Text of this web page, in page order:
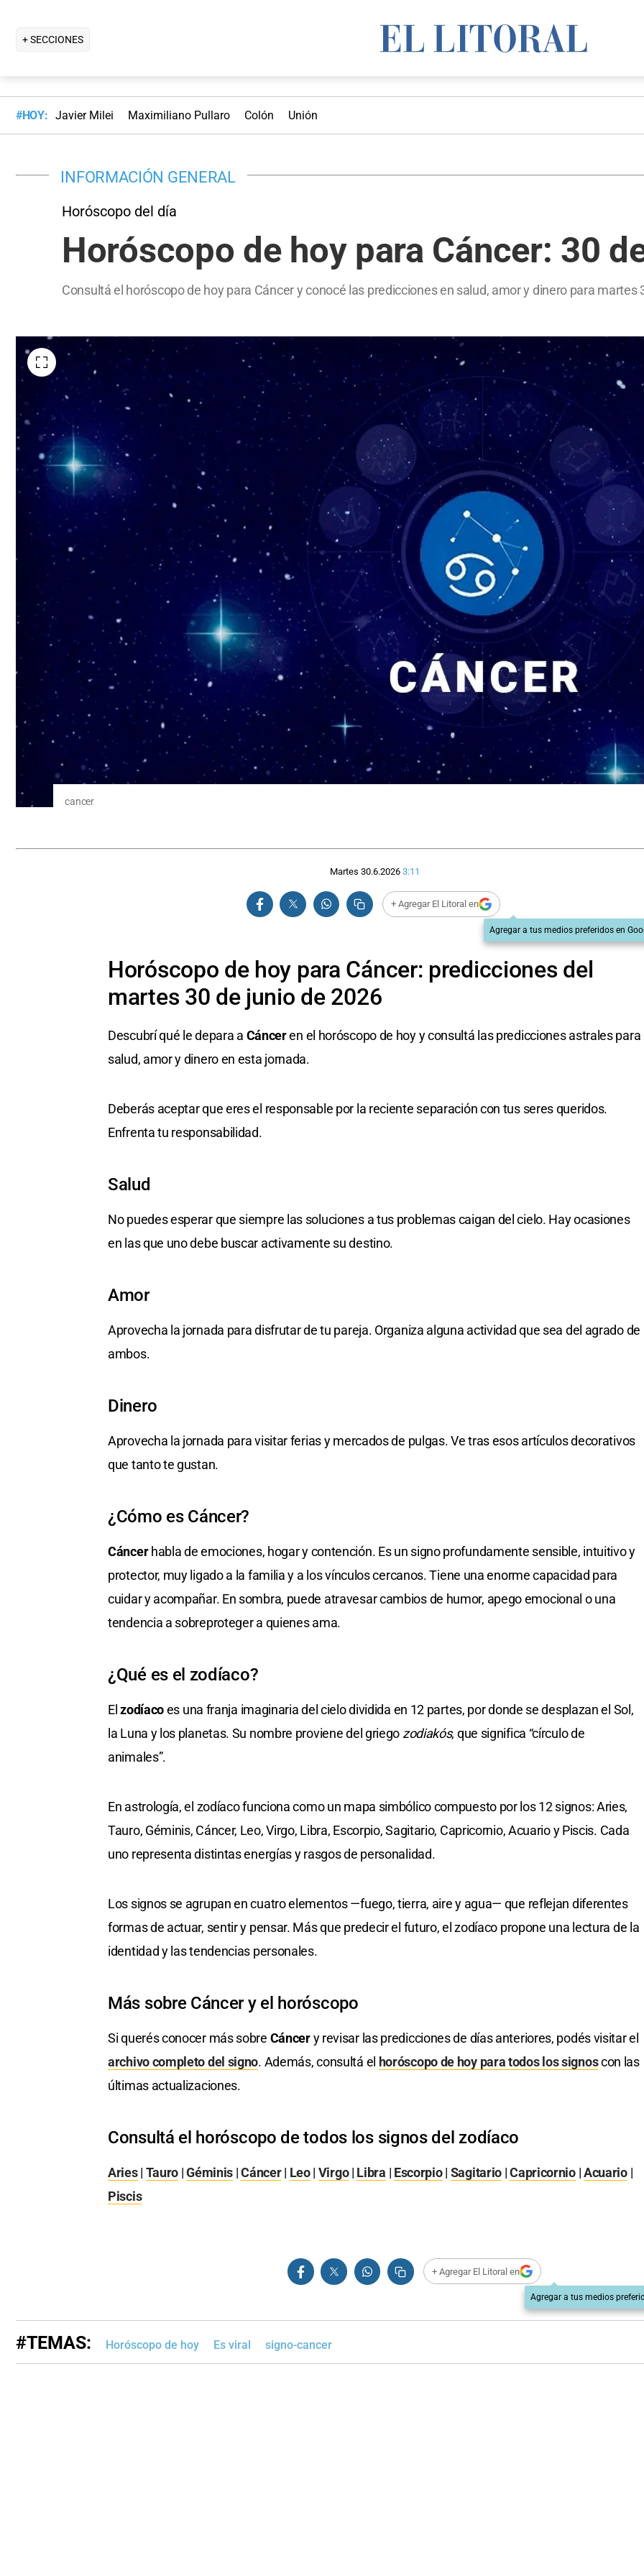
+ SECCIONES
#HOY: Javier Milei Maximiliano Pullaro Colón Unión
INFORMACIÓN GENERAL
Horóscopo del día
Horóscopo de hoy para Cáncer: 30
Consultá el horóscopo de hoy para Cáncer y conocé las predicciones en salud, amor y dinero para martes
cancer
Martes 30.6.2026 3:11
+ Agregar El Litoral en
Agregar a tus medios preferidos en
Horóscopo de hoy para Cáncer: predicciones del
martes 30 de junio de 2026
Descubrí qué le depara a Cánceren el horóscopo de hoy y consultá las predicciones astrales para
salud, amor y dinero en esta jornada.
Deberás aceptar que eres el responsable por la reciente separación con tus seres queridos.
Enfrenta tu responsabilidad.
Salud
No puedes esperar que siempre las soluciones a tus problemas caigan del cielo. Hay ocasiones
en las que uno debe buscar activamente su destino.
Amor
Aprovecha la jornada para disfrutar de tu pareja. Organiza alguna actividad que sea del agrado de
ambos.
Dinero
Aprovecha la jornada para visitar ferias y mercados de pulgas. Ve tras esos artículos decorativos
que tanto te gustan.
¿Cómo es Cáncer?
Cáncerhabla de emociones, hogar y contención. Es un signo profundamente sensible, intuitivo y
protector, muy ligado a la familia y a los vínculos cercanos. Tiene una enorme capacidad para
cuidar y acompañar. En sombra, puede atravesar cambios de humor, apego emocional o una
tendencia a sobreproteger a quienes ama.
¿Qué es el zodíaco?
Elzodíacoes una franja imaginaria del cielo dividida en 12 partes, por donde se desplazan el Sol,
la Luna y los planetas. Su nombre proviene del griegozodiakós, que significa “círculo de
animales”.
En astrología, el zodíaco funciona como un mapa simbólico compuesto por los 12 signos: Aries,
Tauro, Géminis, Cáncer, Leo, Virgo, Libra, Escorpio, Sagitario, Capricornio, Acuario y Piscis. Cada
uno representa distintas energías y rasgos de personalidad.
Los signos se agrupan en cuatro elementos —fuego, tierra, aire y agua— que reflejan diferentes
formas de actuar, sentir y pensar. Más que predecir el futuro, el zodíaco propone una lectura de la
identidad y las tendencias personales.
Más sobre Cáncer y el horóscopo
Si querés conocer más sobre Cáncery revisar las predicciones de días anteriores, podés visitar el
archivo completo del signo. Además, consultá el horóscopo de hoy para todos los signoscon las
últimas actualizaciones.
Consultá el horóscopo de todos los signos del zodíaco
Aries| Tauro |Géminis |Cáncer| Leo| Virgo| Libra | Escorpio| Sagitario |Capricornio|Acuario|
Piscis
+ Agregar El Litoral en
Agregar a tus medios
#TEMAS: Horóscopo de hoy Es viral signo-cancer